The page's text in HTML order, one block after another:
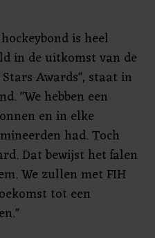
is heel
in de uitkomst van de
Awards", staat in
"We hebben een
en in elke
had. Toch
Dat bewijst het falen
We zullen met FIH
tot een